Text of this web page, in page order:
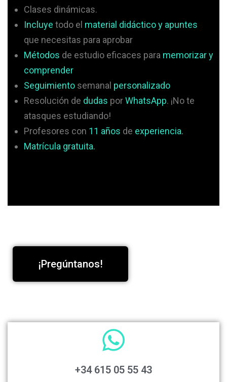
Clases dinámicas.
Incluye todo el material didáctico y apuntes
que necesitas para aprobar
Métodos de estudio eficaces para memorizar y
comprender
Seguimiento semanal personalizado
Resolución de dudas porWhatsApp. ¡No te
atasques estudiando!
Profesores con 11 años de experiencia.
Matrícula gratuita.
¡Pregúntanos!
+34 615 05 55 43